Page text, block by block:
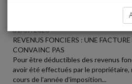
31/07/2026
REVENUS FONCIERS : UNE
CONVAINC PAS
Pour être déductibles des revenus
avoir été effectués par le propriétaire,
cours de l'année d'imposition...